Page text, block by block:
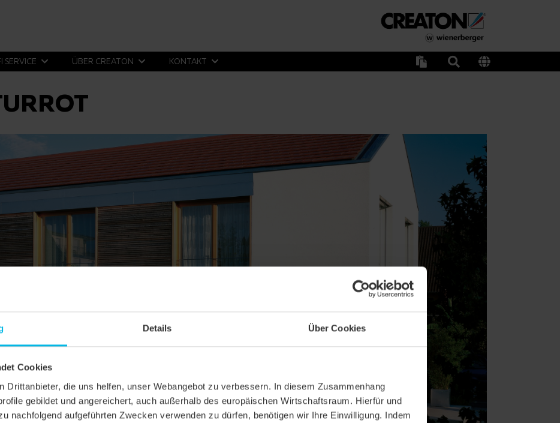
Details Über Cookies
Cookies
Drittanbieter, die uns helfen, unser Webangebot zu verbessern. In diesem Zusammenhang
gebildet und angereichert, auch außerhalb des europäischen Wirtschaftsraum. Hierfür und
nachfolgend aufgeführten Zwecken verwenden zu dürfen, benötigen wir Ihre Einwilligung. Indem
SERVICE ÜBER CREATON KONTAKT